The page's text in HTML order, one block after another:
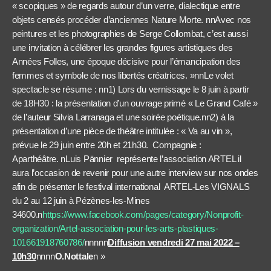
« scopiques » de regards autour d’un verre, dialectique entre
objets censés procéder d’anciennes Nature Morte. nnAvec nos
peintures et les photographies de Serge Collombat, c’est aussi
une invitation à célébrer les grandes figures artistiques des
Années Folles, une époque décisive pour l’émancipation des
femmes et symbole de nos libertés créatrices. »nnLe volet
spectacle se résume : nn1) Lors du vernissage le 8 juin à partir
de 18H30 : la présentation d’un ouvrage primé « Le Grand Café »
de l’auteur Silvia Larranaga et une soirée poétique.nn2) à la
présentation d’une pièce de théâtre intitulée : « Va au vin »,
prévue le 29 juin entre 20h et 21h30. Compagnie :
Aparthéâtre. nLuis Pännier représente l’association ARTEL il
aura l’occasion de revenir pour une autre interview sur nos ondes
afin de présenter le festival international ARTEL-Les VIGNALS
du 2 au 12 juin à Pézènes-les-Mines
34600.nhttps://www.facebook.com/pages/category/Nonprofit-
organization/Artel-association-pour-les-arts-plastiques-
101661918760786/nnnnnDiffusion vendredi 27 mai 2022 –
10h30nnnnO.Nottalen »